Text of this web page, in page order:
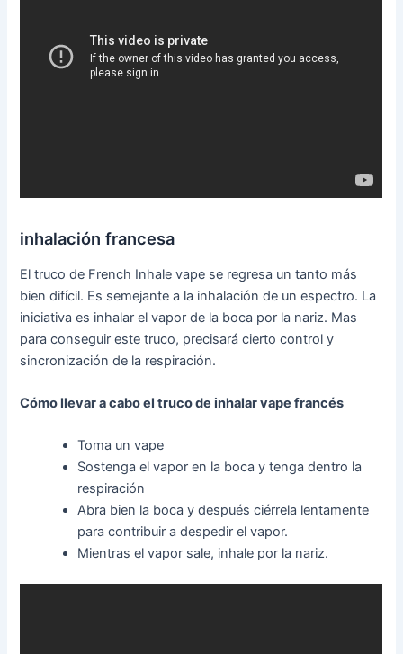
inhalación francesa
El truco de French Inhale vape se regresa un tanto más
bien difícil. Es semejante a la inhalación de un espectro. La
iniciativa es inhalar el vapor de la boca por la nariz. Mas
para conseguir este truco, precisará cierto control y
sincronización de la respiración.
Cómo llevar a cabo el truco de inhalar vape francés
Toma un vape
Sostenga el vapor en la boca y tenga dentro la
respiración
Abra bien la boca y después ciérrela lentamente
para contribuir a despedir el vapor.
Mientras el vapor sale, inhale por la nariz.